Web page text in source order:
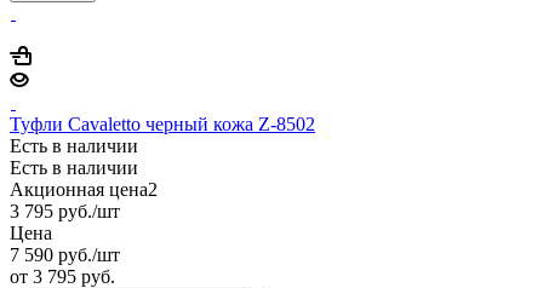
Туфли Cavaletto черный кожа Z-8502
Есть в наличии
Есть в наличии
Акционная цена2
3 795 руб./шт
Цена
7 590 руб./шт
от 3 795 руб.